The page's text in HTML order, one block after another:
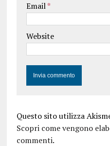
Email*
Website
Questo sito utilizza
Scopri come vengono
commenti.